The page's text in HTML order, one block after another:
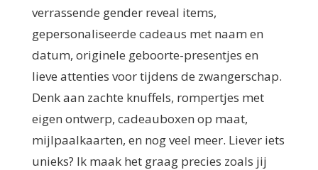
verrassende gender reveal items,
gepersonaliseerde cadeaus met naam en
datum, originele geboorte-presentjes en
lieve attenties voor tijdens de zwangerschap.
Denk aan zachte knuffels, rompertjes met
eigen ontwerp, cadeauboxen op maat,
mijlpaalkaarten, en nog veel meer. Liever iets
unieks? Ik maak het graag precies zoals jij